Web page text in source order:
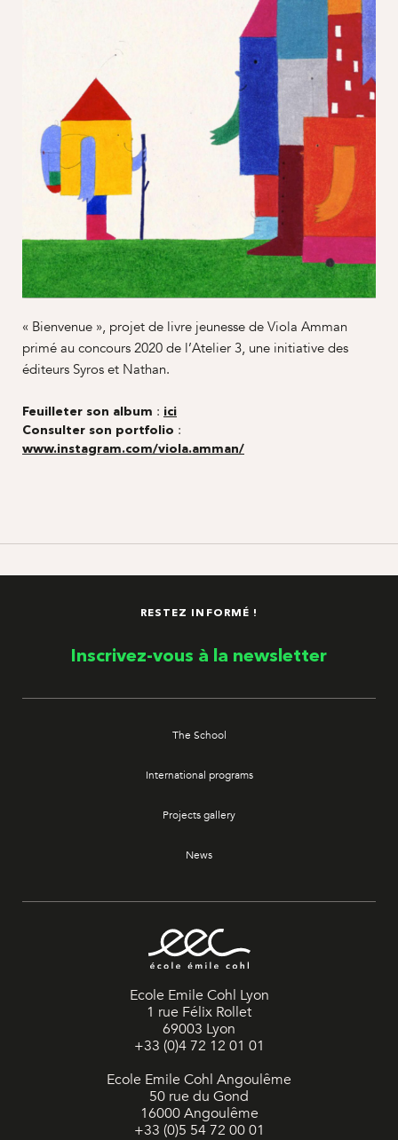
« Bienvenue », projet de livre jeunesse de Viola Amman
primé au concours 2020 de l’Atelier 3, une initiative des
éditeurs Syros et Nathan.
Feuilleter son album : ici
Consulter son portfolio :
www.instagram.com/viola.amman/
RESTEZ INFORMÉ !
Inscrivez-vous à la newsletter
The School
International programs
Projects gallery
News
Ecole Emile Cohl Lyon
1 rue Félix Rollet
69003 Lyon
+33 (0)4 72 12 01 01
Ecole Emile Cohl Angoulême
50 rue du Gond
16000 Angoulême
+33 (0)5 54 72 00 01